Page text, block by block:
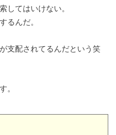
してはいけない。
るんだ。
支配されてるんだという笑
。